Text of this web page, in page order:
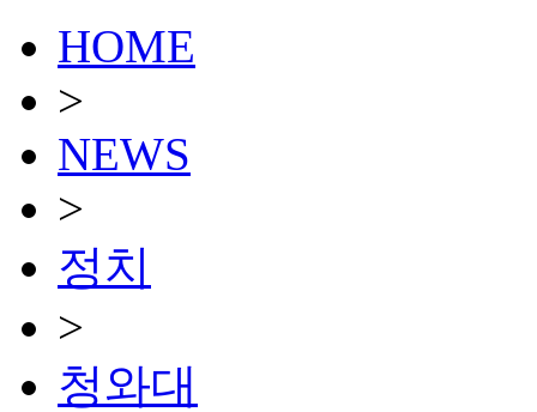
HOME
>
NEWS
>
정치
>
청와대